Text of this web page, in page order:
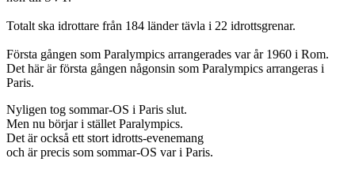
Totalt ska idrottare från 184 länder tävla i 22 idrottsgrenar.
Första gången som Paralympics arrangerades var år 1960 i Rom.
Det här är första gången någonsin som Paralympics arrangeras i
Paris.
Nyligen tog sommar-OS i Paris slut.
Men nu börjar i stället Paralympics.
Det är också ett stort idrotts-evenemang
och är precis som sommar-OS var i Paris.